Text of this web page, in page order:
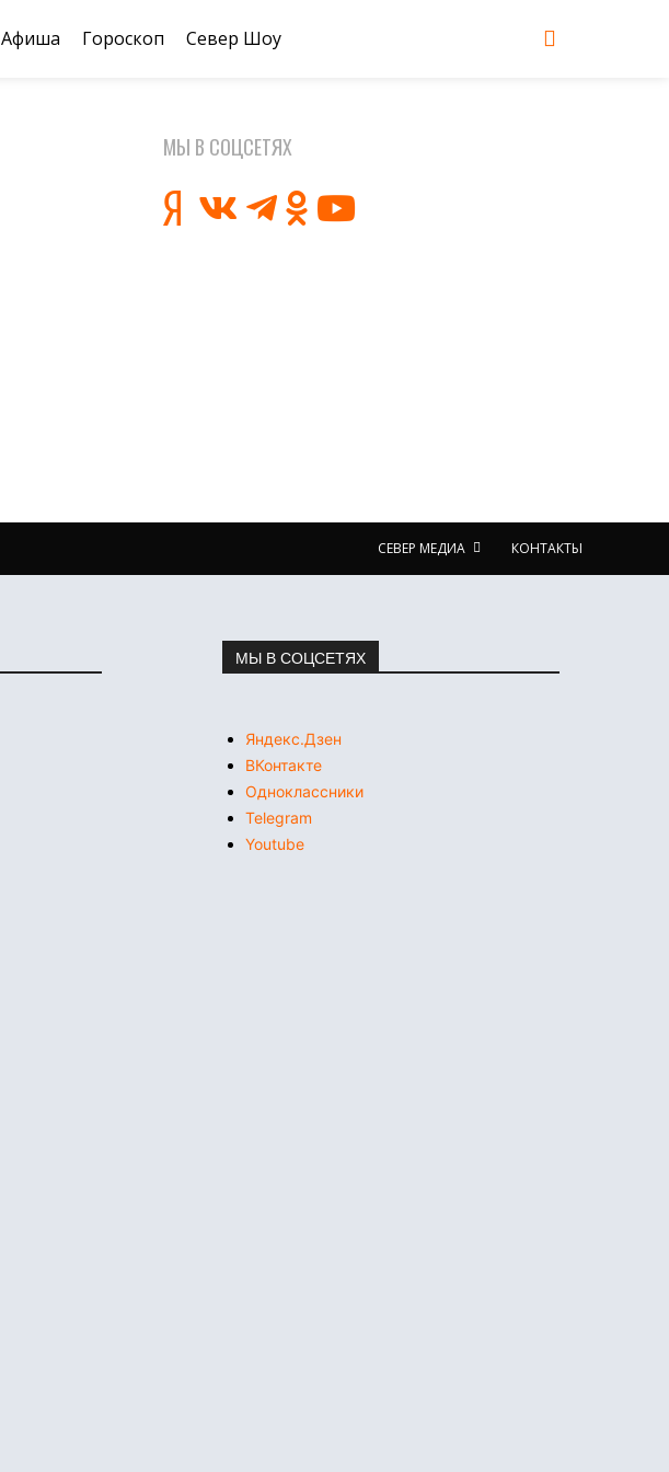
Афиша Гороскоп Север Шоу
МЫ В СОЦСЕТЯХ
СЕВЕР МЕДИА КОНТАКТЫ
МЫ В СОЦСЕТЯХ
Яндекс.Дзен
ВКонтакте
Одноклассники
Telegram
Youtube